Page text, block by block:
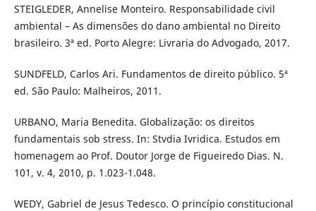
STEIGLEDER, Annelise Monteiro. Responsabilidade civil
ambiental – As dimensões do dano ambiental no Direito
brasileiro. 3ª ed. Porto Alegre: Livraria do Advogado, 2017.
SUNDFELD, Carlos Ari. Fundamentos de direito público. 5ª
ed. São Paulo: Malheiros, 2011.
URBANO, Maria Benedita. Globalização: os direitos
fundamentais sob stress. In: Stvdia Ivridica. Estudos em
homenagem ao Prof. Doutor Jorge de Figueiredo Dias. N.
101, v. 4, 2010, p. 1.023-1.048.
WEDY, Gabriel de Jesus Tedesco. O princípio constitucional